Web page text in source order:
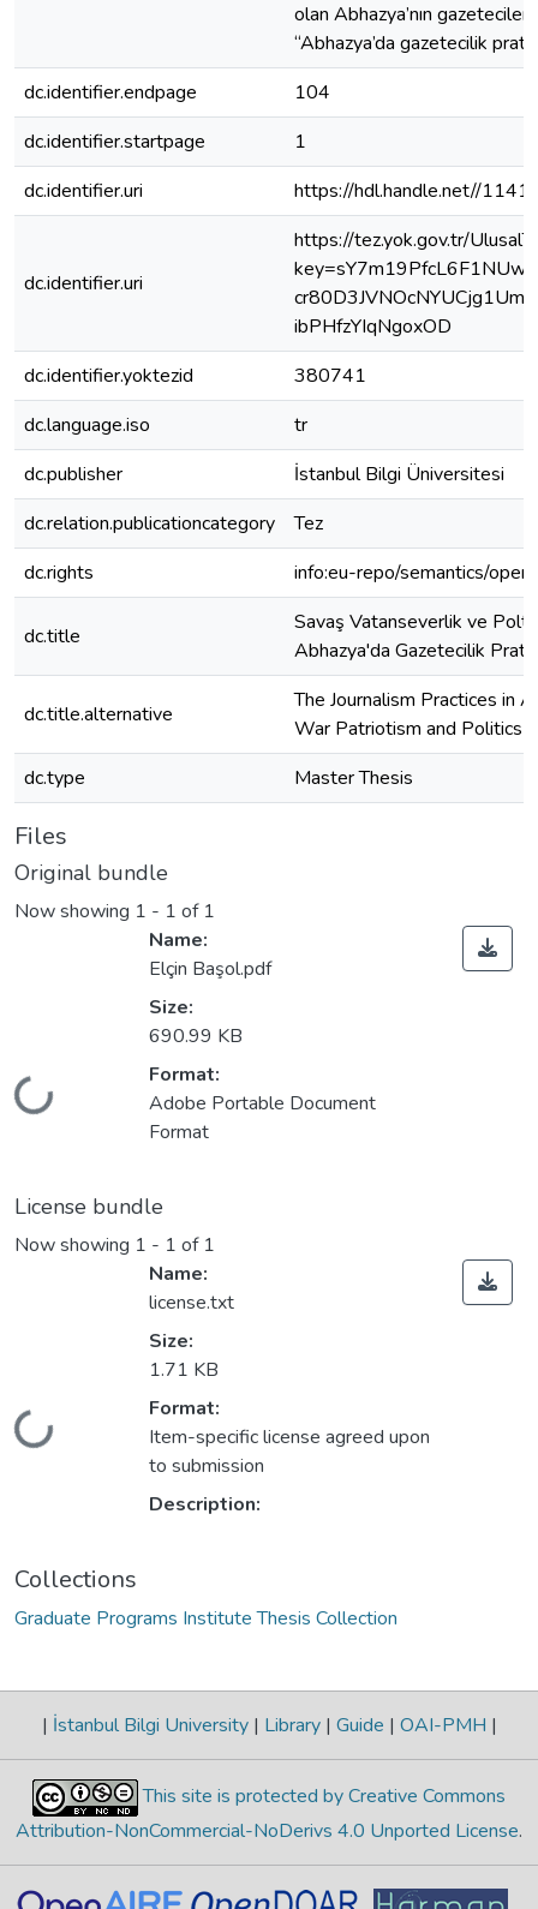
olan Abhazya’nın
“Abhazya’da gazetecilik
dc.identifier.endpage
104
dc.identifier.startpage
1
dc.identifier.uri
https://hdl.handle.net//
dc.identifier.uri
https://tez.yok.gov.tr/
key=sY7m19PfcL6F1NUw-
ibPHfzYIqNgoxOD
dc.identifier.yoktezid
380741
dc.language.iso
tr
dc.publisher
İstanbul Bilgi Üniversitesi
dc.relation.publicationcategory
Tez
dc.rights
info:eu-repo/semantics/
dc.title
Savaş Vatanseverlik ve
Abhazya'da Gazetecilik
dc.title.alternative
The Journalism Practices in
War Patriotism and Politics
dc.type
Master Thesis
Files
Original bundle
Now showing 1 - 1 of 1
Loading...
Name:
Elçin Başol.pdf
Size:
690.99 KB
Format:
Adobe Portable Document
Format
License bundle
Now showing 1 - 1 of 1
Loading...
Name:
license.txt
Size:
1.71 KB
Format:
Item-specific license agreed upon
to submission
Description:
Collections
Graduate Programs Institute Thesis Collection
| İstanbul Bilgi University | Library | Guide | OAI-PMH |
This site is protected by Creative Commons
Attribution-NonCommercial-NoDerivs 4.0 Unported License.